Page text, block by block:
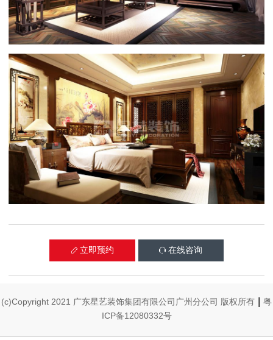
 立即预约  在线咨询
(c)Copyright 2021 广东星艺装饰集团有限公司广州分公司 版权所有
粤
ICP备12080332号